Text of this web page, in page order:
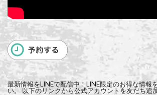
最新情報をLINEで配信中！LINE限定のお得な情報
い。 以下のリンクから公式アカウントを友だち追